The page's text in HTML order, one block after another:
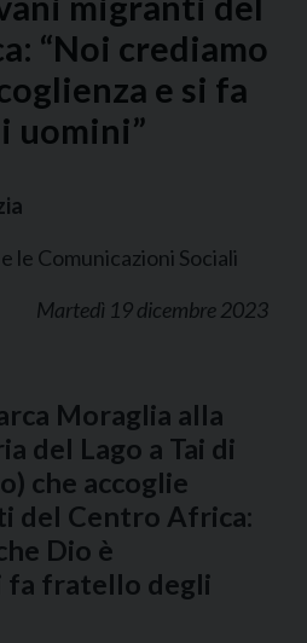
“Noi crediamo
e si fa
uomini”
le Comunicazioni Sociali
Martedì 19 dicembre 2023
Moraglia alla
del Lago a Tai di
che accoglie
del Centro Africa:
Dio è
fa fratello degli